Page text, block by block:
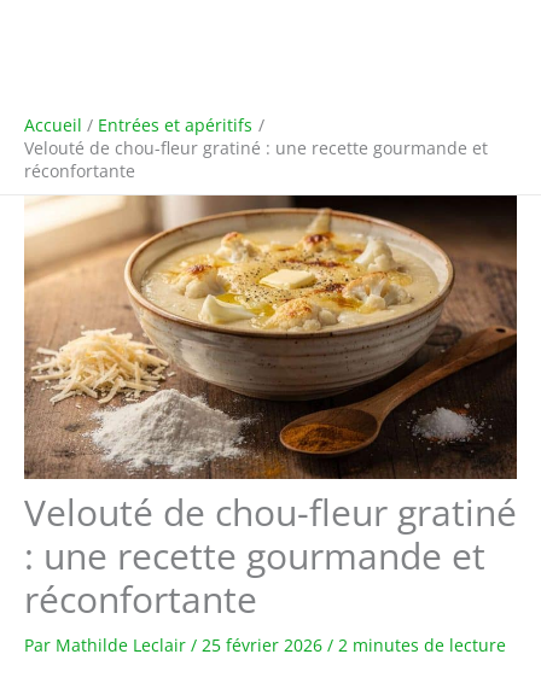
Accueil
Entrées et apéritifs
Velouté de chou-fleur gratiné : une recette gourmande et
réconfortante
Velouté de chou-fleur gratiné
: une recette gourmande et
réconfortante
Par Mathilde Leclair / 25 février 2026 / 2 minutes de lecture